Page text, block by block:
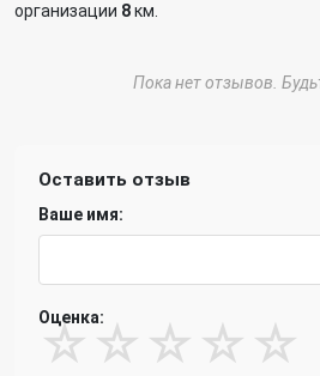
организации 8км.
Пока нет отзывов.
Оставить отзыв
Ваше имя:
Оценка:
☆ ☆ ☆ ☆ ☆